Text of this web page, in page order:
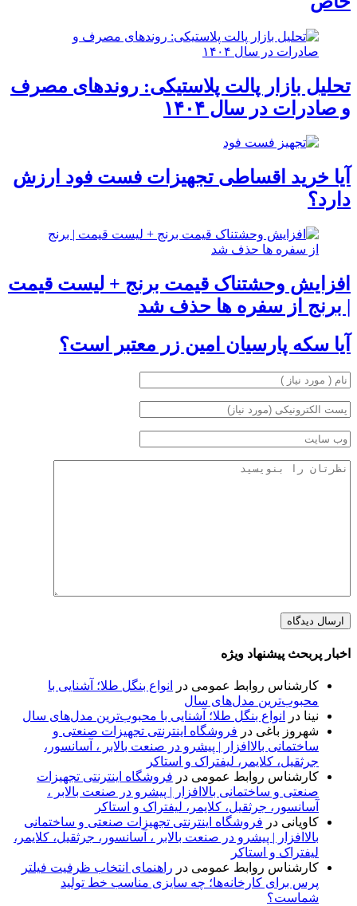
تحلیل بازار پالت پلاستیکی: روندهای مصرف
و صادرات در سال ۱۴۰۴
آیا خرید اقساطی تجهیزات فست فود ارزش
دارد؟
افزایش وحشتناک قیمت برنج + لیست قیمت
| برنج از سفره ها حذف شد
آیا سکه پارسیان امین زر معتبر است؟
اخبار پربحث پیشنهاد ویژه
کارشناس روابط عمومی در
انواع بنگل طلا؛ آشنایی با
محبوب‌ترین مدل‌های سال
نینا در
انواع بنگل طلا؛ آشنایی با محبوب‌ترین مدل‌های سال
شهروز باغی در فروشگاه اینترنتی تجهیزات صنعتی و
ساختمانی بالاافزار | پیشرو در صنعت بالابر ، آسانسور،
جرثقیل، کلایمر، لیفتراک و استاکر
کارشناس روابط عمومی در فروشگاه اینترنتی تجهیزات
صنعتی و ساختمانی بالاافزار | پیشرو در صنعت بالابر ،
آسانسور، جرثقیل، کلایمر، لیفتراک و استاکر
کاویانی در فروشگاه اینترنتی تجهیزات صنعتی و ساختمانی
بالاافزار | پیشرو در صنعت بالابر ، آسانسور، جرثقیل، کلایمر،
لیفتراک و استاکر
کارشناس روابط عمومی در راهنمای انتخاب ظرفیت فیلتر
پرس برای کارخانه‌ها؛ چه سایزی مناسب خط تولید
شماست؟